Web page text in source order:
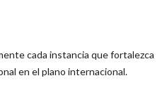
cada instancia que fortalezca
en el plano internacional.